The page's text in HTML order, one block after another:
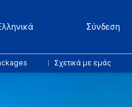
Σύνδεση
Σχετικά με εμάς